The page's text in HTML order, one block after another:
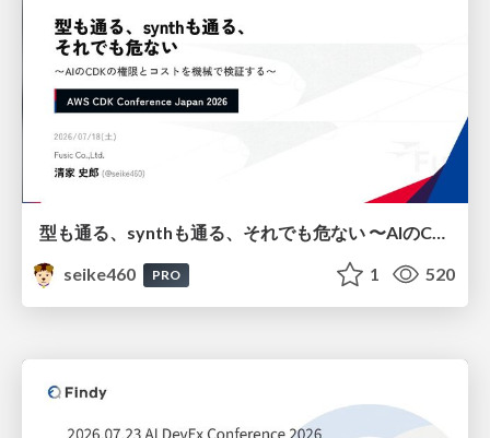
型も通る、synthも通る、それでも危ない 〜AIのCDKの権限とコストを機械で検証する〜 / It Passes Type Checks, It Passes Synth Checks, but It’s Still Risky — Automatically Verifying Permissions and Costs in AI’s CDK —
seike460
PRO 1 520